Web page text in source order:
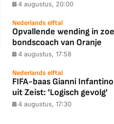
4 augustus, 20:00
Nederlands elftal
Opvallende wending in
bondscoach van Oranje
4 augustus, 17:58
Nederlands elftal
FIFA-baas Gianni
uit Zeist: 'Logisch gevolg'
4 augustus, 17:30